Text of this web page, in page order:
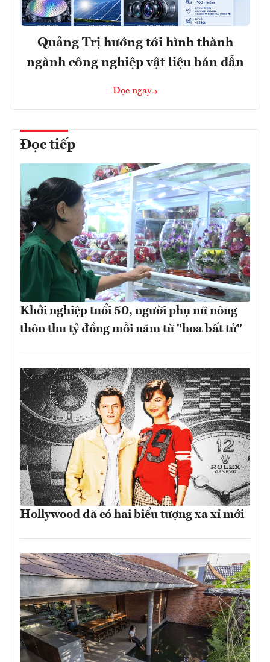
Quảng Trị hướng tới hình thành
ngành công nghiệp vật liệu bán dẫn
Đọc ngay
Đọc tiếp
Khởi nghiệp tuổi 50, người phụ nữ nông
thôn thu tỷ đồng mỗi năm từ "hoa bất tử"
Hollywood đã có hai biểu tượng xa xỉ mới